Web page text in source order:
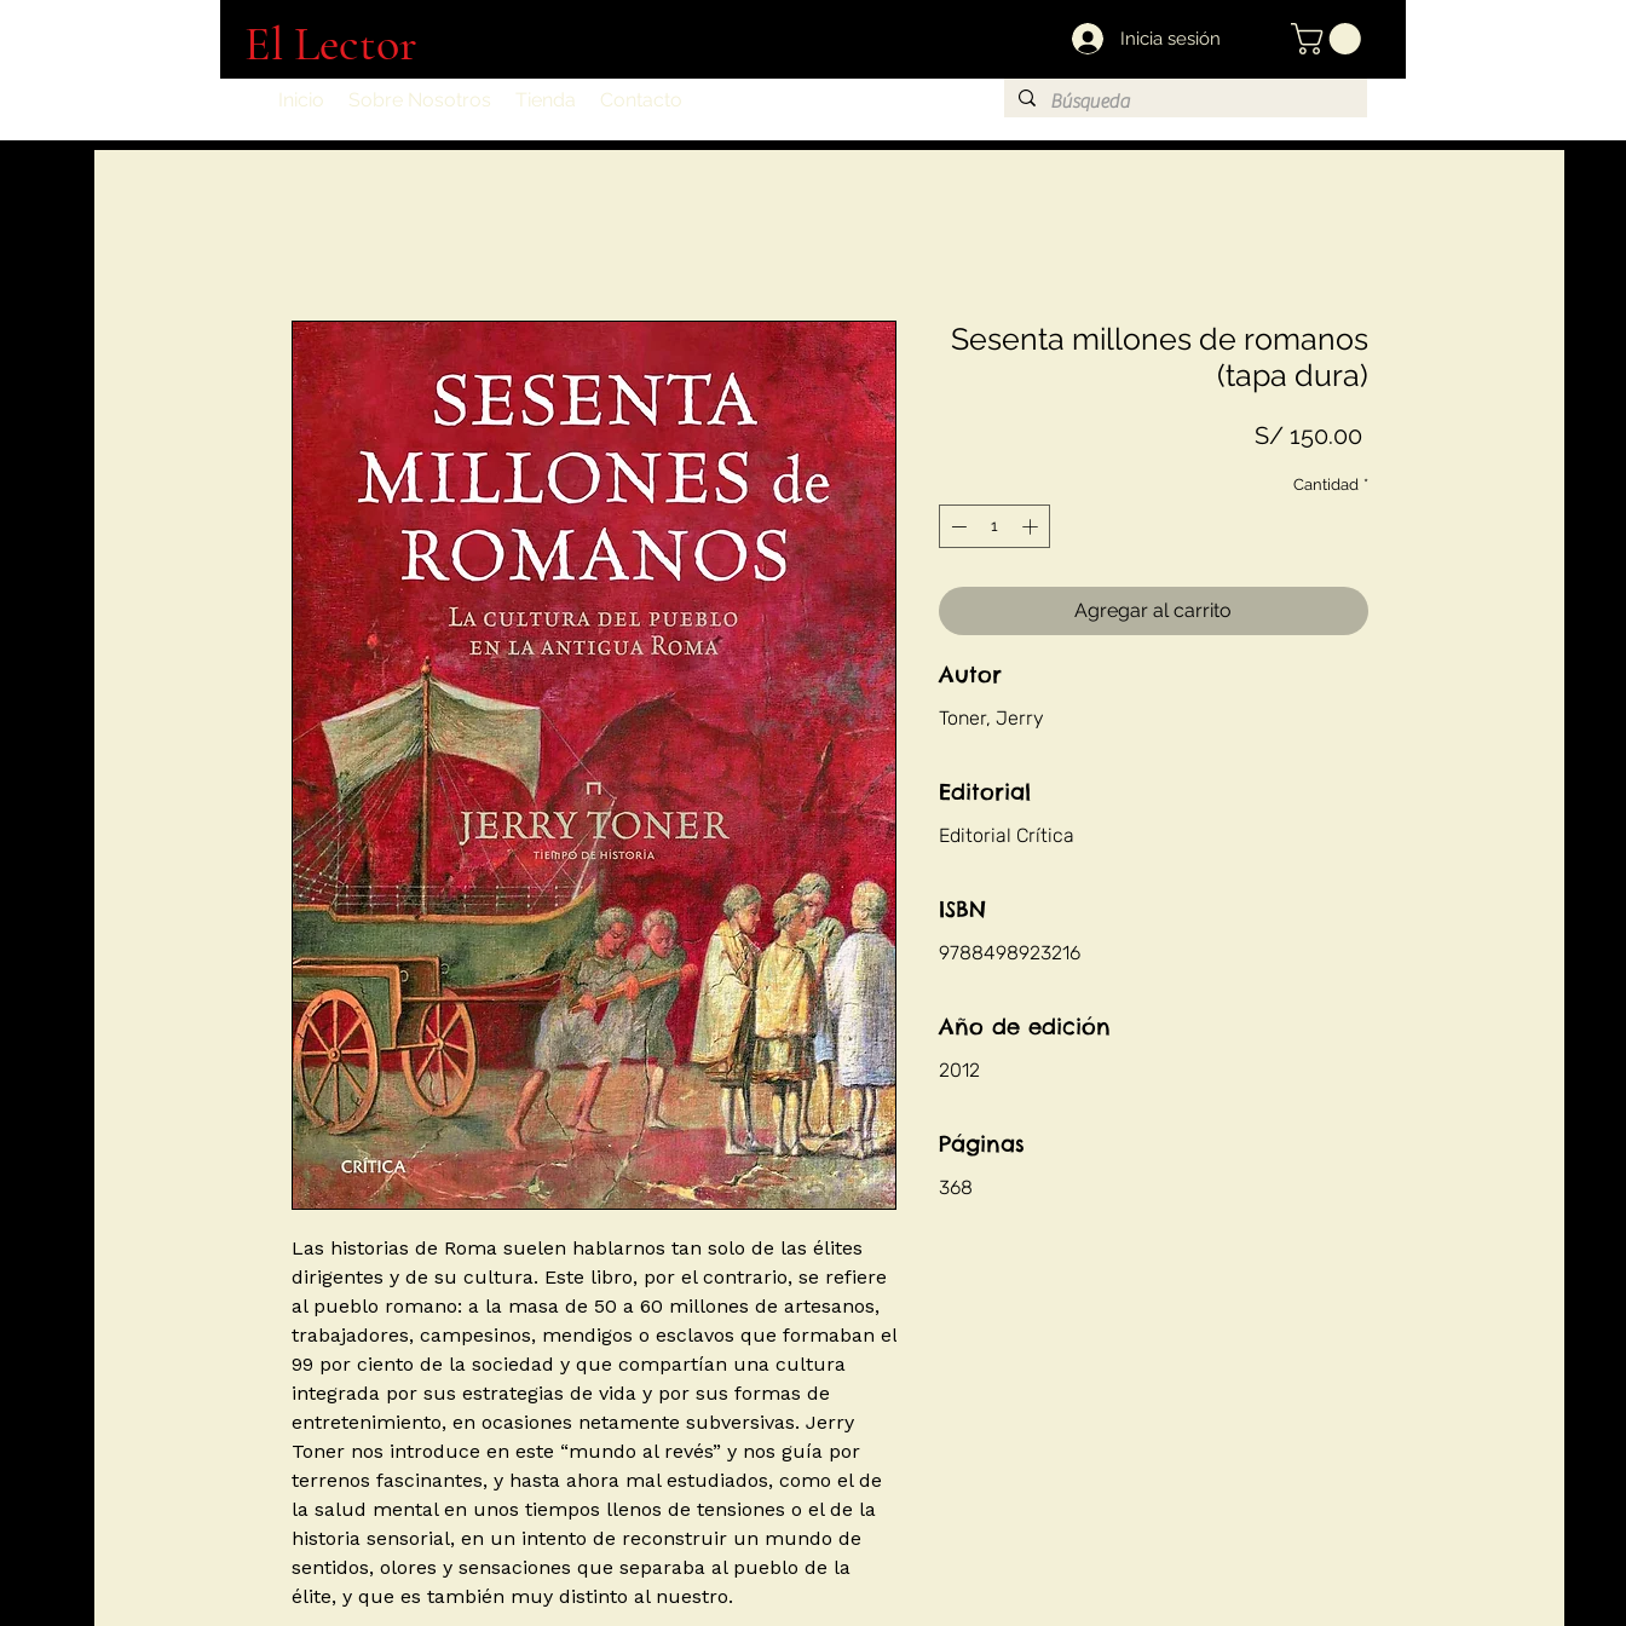
El Lector Inicia sesión
Inicio Sobre Nosotros Tienda Contacto
Las historias de Roma suelen hablarnos tan solo de las élites
dirigentes y de su cultura. Este libro, por el contrario, se refiere
al pueblo romano: a la masa de 50 a 60 millones de artesanos,
trabajadores, campesinos, mendigos o esclavos que formaban el
99 por ciento de la sociedad y que compartían una cultura
integrada por sus estrategias de vida y por sus formas de
entretenimiento, en ocasiones netamente subversivas. Jerry
Toner nos introduce en este “mundo al revés” y nos guía por
terrenos fascinantes, y hasta ahora mal estudiados, como el de
la salud mental en unos tiempos llenos de tensiones o el de la
historia sensorial, en un intento de reconstruir un mundo de
sentidos, olores y sensaciones que separaba al pueblo de la
élite, y que es también muy distinto al nuestro.
Sesenta millones de romanos
(tapa dura)
S/ 150.00Precio
Cantidad *
Agregar al carrito
Autor
Toner, Jerry
Editorial
Editorial Crítica
ISBN
9788498923216
Año de edición
2012
Páginas
368